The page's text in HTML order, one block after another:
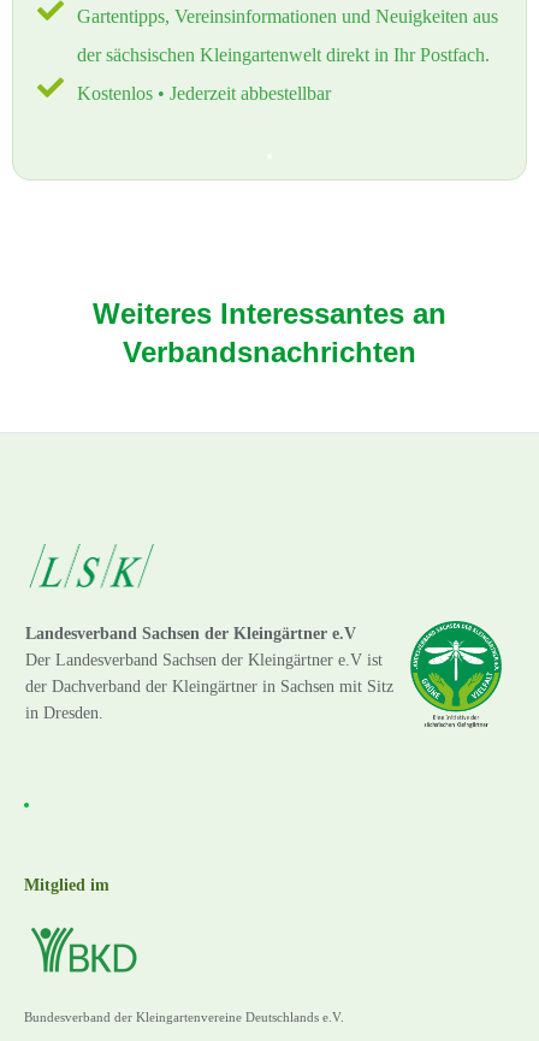
Gartentipps, Vereinsinformationen und Neuigkeiten aus
der sächsischen Kleingartenwelt direkt in Ihr Postfach.
Kostenlos • Jederzeit abbestellbar
Weiteres Interessantes an
Verbandsnachrichten
Landesverband Sachsen der Kleingärtner e.V
Der Landesverband Sachsen der Kleingärtner e.V ist
der Dachverband der Kleingärtner in Sachsen mit Sitz
in Dresden.
Mitglied im
Bundesverband der Kleingartenvereine Deutschlands e.V.